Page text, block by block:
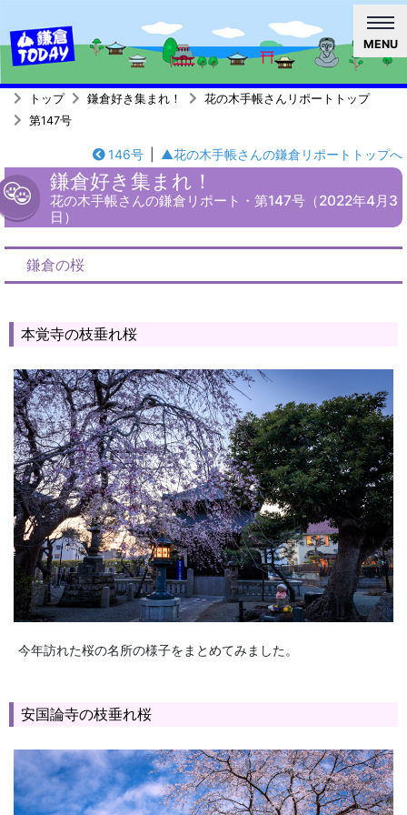
MENU
トップ 鎌倉好き集まれ！
花の木手帳さんリポートトップ
第147号
146号 ▲花の木手帳さんの鎌倉リポートトップへ
鎌倉好き集まれ！
花の木手帳さんの鎌倉リポート・第147号（2022年4月3
日）
鎌倉の桜
本覚寺の枝垂れ桜
今年訪れた桜の名所の様子をまとめてみました。
安国論寺の枝垂れ桜